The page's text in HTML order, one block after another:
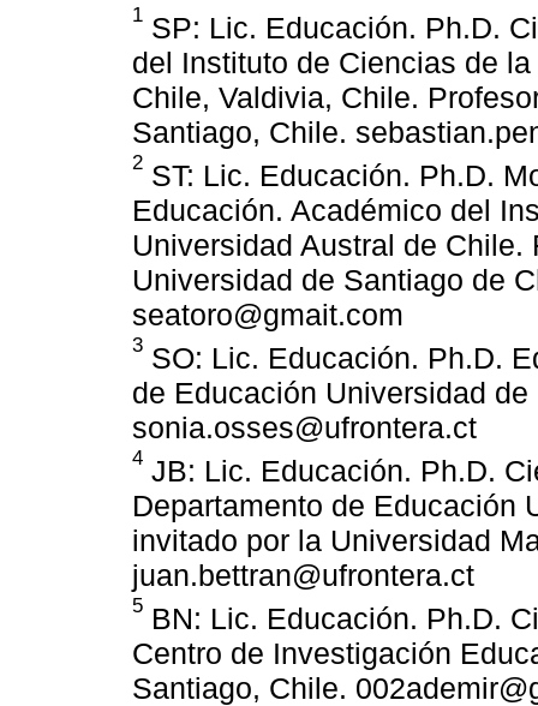
1 SP: Lic. Educación. Ph.D.
del Instituto de Ciencias de
Chile, Valdivia, Chile.
Santiago, Chile.
2 ST: Lic. Educación. Ph.D.
Educación. Académico del
Universidad Austral de
Universidad de Santiago de
seatoro@gmait.com
3 SO: Lic. Educación. Ph.D.
de Educación Universidad
sonia.osses@ufrontera.ct
4 JB: Lic. Educación. Ph.D.
Departamento de Educación
invitado por la Universidad
juan.bettran@ufrontera.ct
5 BN: Lic. Educación. Ph.D.
Centro de Investigación
Santiago, Chile.